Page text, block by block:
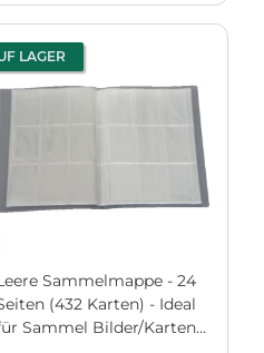
Sammelmappe - 24
(432 Karten) - Ideal
Sammel Bilder/Karten -
LAGER